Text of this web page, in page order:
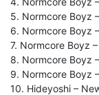
5. Normcore Boyz –
6. Normcore Boyz –
7. Normcore Boyz –
8. Normcore Boyz
9. Normcore Boyz –
10. Hideyoshi –